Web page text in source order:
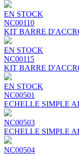
EN STOCK
NC00110
KIT BARRE
EN STOCK
NC00115
KIT BARRE
EN STOCK
NC00501
ECHELLE SIMPLE
NC00503
ECHELLE SIMPLE
NC00504